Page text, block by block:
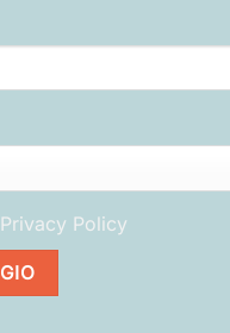
Privacy Policy